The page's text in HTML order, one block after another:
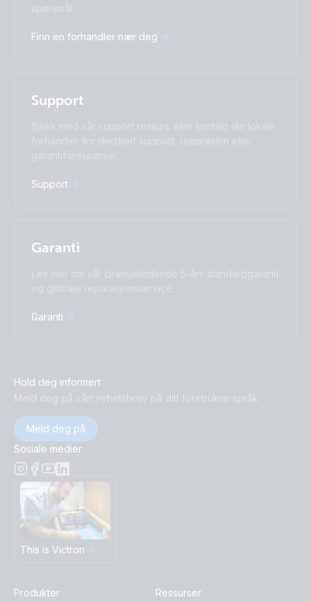
Deutsch
Italiano
Magyar
Suomalainen
Русский
Українська
中國人
Subscribe
spørsmål.
Finn en forhandler nær deg
Support
Sjekk med vår support ressurs eller kontakt din lokale
forhandler for dedikert support, reparasjon eller
garantiforespørsel.
Support
Garanti
Les mer om vår bransjeledende 5-års standardgaranti
og globale reparasjonsservice.
Garanti
Hold deg informert
Meld deg på vårt nyhetsbrev på ditt foretrukne språk
Meld deg på
Sosiale medier
This is Victron
Produkter
Ressurser